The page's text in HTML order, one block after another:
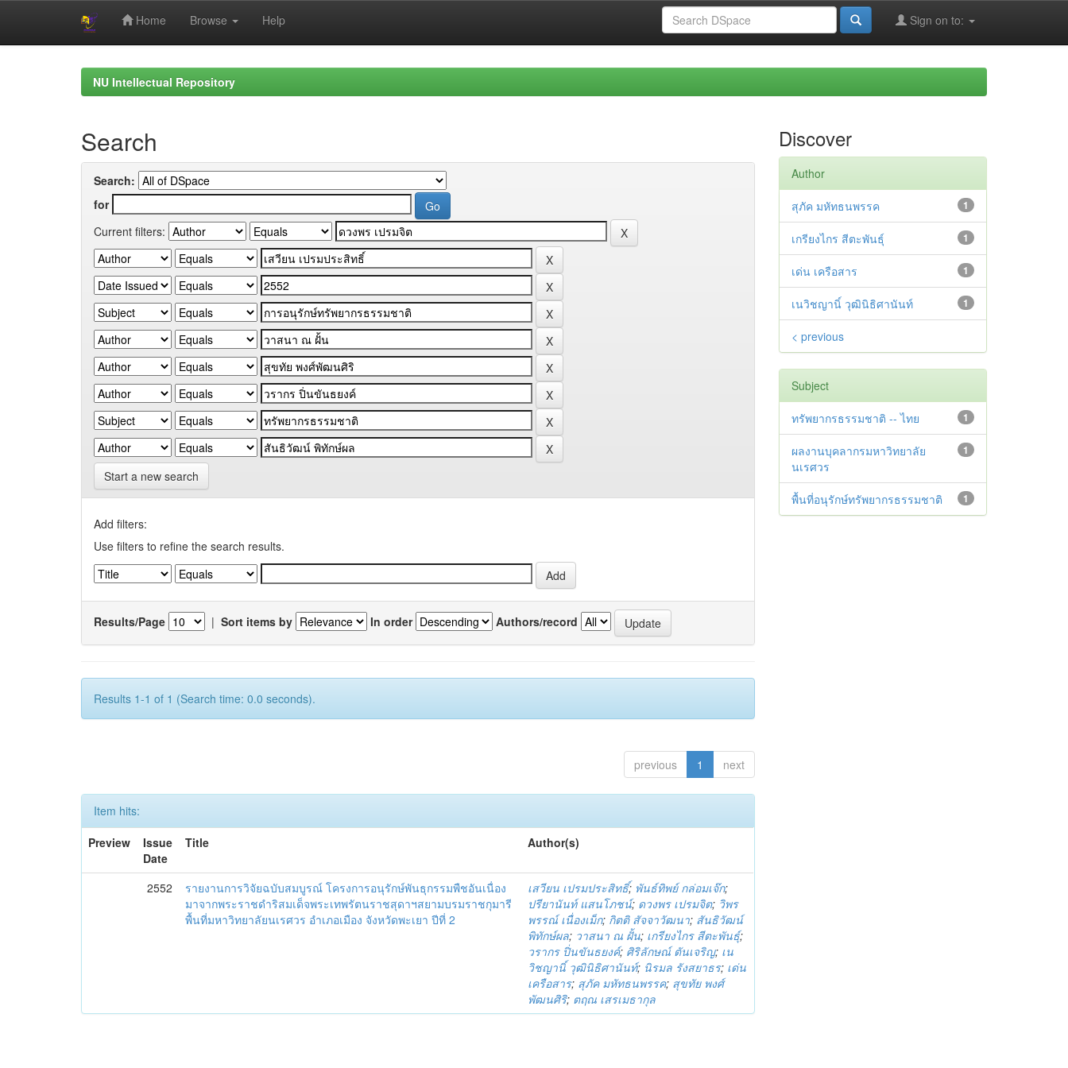
Home Browse Help Sign on to:
NU Intellectual Repository
Search
Search:
for
Current filters:
Start a new search
Add filters:
Use filters to refine the search results.
Results/Page | Sort items by In order Authors/record
Results 1-1 of 1 (Search time: 0.0 seconds).
previous 1 next
Item hits:
Preview
Issue
Date
Title Author(s)
2552
รายงานการวิจัยฉบับสมบูรณ์ โครงการอนุรักษ์พันธุกรรมพืชอันเนื่อง
มาจากพระราชดำริสมเด็จพระเทพรัตนราชสุดาฯสยามบรมราชกุมารี
พื้นที่มหาวิทยาลัยนเรศวร อำเภอเมือง จังหวัดพะเยา ปีที่ 2
เสวียน เปรมประสิทธิ์; พันธ์ทิพย์ กล่อมเจ๊ก;
ปรียานันท์ แสนโภชน์; ดวงพร เปรมจิต; วิพร
พรรณ์ เนื่องเม็ก; กิตติ สัจจาวัฒนา; สันธิวัฒน์
พิทักษ์ผล; วาสนา ณ ฝั้น; เกรียงไกร สีตะพันธุ์;
วรากร ปิ่นขันธยงค์; ศิริลักษณ์ ตันเจริญ; เน
วิชญานิ์ วุฒินิธิศานันท์; นิรมล รังสยาธร; เด่น
เครือสาร; สุภัค มหัทธนพรรค; สุขทัย พงศ์
พัฒนศิริ; ตฤณ เสรเมธากุล
Discover
Author
1
สุภัค มหัทธนพรรค
1
เกรียงไกร สีตะพันธุ์
1
เด่น เครือสาร
1
เนวิชญานิ์ วุฒินิธิศานันท์
< previous
Subject
1
ทรัพยากรธรรมชาติ -- ไทย
1
ผลงานบุคลากรมหาวิทยาลัย
นเรศวร
1
พื้นที่อนุรักษ์ทรัพยากรธรรมชาติ